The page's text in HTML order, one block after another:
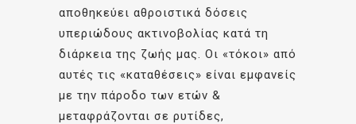
αποθηκεύει αθροιστικά δόσεις
υπεριώδους ακτινοβολίας κατά τη
διάρκεια της ζωής μας. Οι «τόκοι» από
αυτές τις «καταθέσεις» είναι εμφανείς
με την πάροδο των ετών &
μεταφράζονται σε ρυτίδες,